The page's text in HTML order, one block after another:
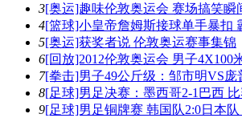
3[奥运]趣味伦敦奥运会 赛场搞笑瞬
4[篮球]小皇帝詹姆斯接球单手暴扣
5[奥运]获奖者说 伦敦奥运赛事集锦
6[回放]2012伦敦奥运会 男子4X100
7[拳击]男子49公斤级：邹市明VS庞
8[足球]男足决赛：墨西哥2-1巴西
9[足球]男足铜牌赛 韩国队2:0日本